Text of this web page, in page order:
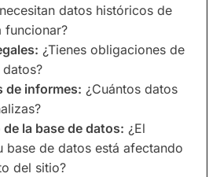
datos históricos de
funcionar?
¿Tienes obligaciones de
de informes: ¿Cuántos datos
la base de datos: ¿El
base de datos está afectando
del sitio?